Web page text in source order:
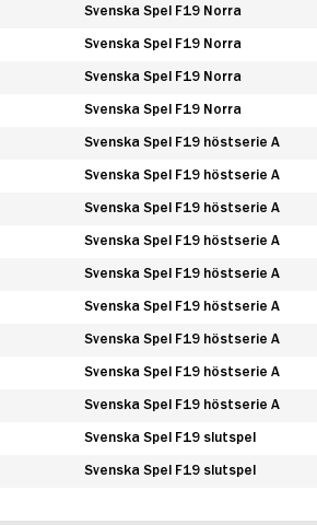
Svenska Spel F19 Norra
Svenska Spel F19 Norra
Svenska Spel F19 Norra
Svenska Spel F19 Norra
Svenska Spel F19 höstserie A
Svenska Spel F19 höstserie A
Svenska Spel F19 höstserie A
Svenska Spel F19 höstserie A
Svenska Spel F19 höstserie A
Svenska Spel F19 höstserie A
Svenska Spel F19 höstserie A
Svenska Spel F19 höstserie A
Svenska Spel F19 höstserie A
Svenska Spel F19 slutspel
Svenska Spel F19 slutspel